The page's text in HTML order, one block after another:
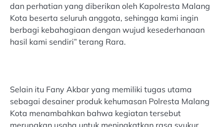
dan perhatian yang diberikan oleh Kapolresta Malang
Kota beserta seluruh anggota, sehingga kami ingin
berbagi kebahagiaan dengan wujud kesederhanaan
hasil kami sendiri” terang Rara.
Selain itu Fany Akbar yang memiliki tugas utama
sebagai desainer produk kehumasan Polresta Malang
Kota menambahkan bahwa kegiatan tersebut
merupakan usaha untuk meningkatkan rasa syukur